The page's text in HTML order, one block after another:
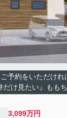
ご予約をいただけ
だけ見たい』もも
3,099万円